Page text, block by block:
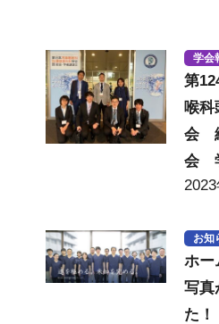
学会
第
喉科
会
会
お知
ホー
写真
た！